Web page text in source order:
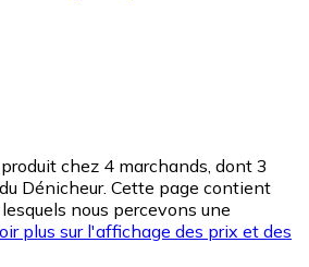
chez 4 marchands, dont 3
Dénicheur. Cette page contient
nous percevons une
plus sur l'affichage des prix et des